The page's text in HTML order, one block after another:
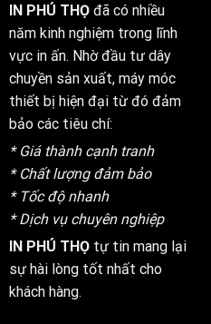
IN PHÚ THỌ đã có nhiều
năm kinh nghiệm trong lĩnh
vực in ấn. Nhờ đầu tư dây
chuyền sản xuất, máy móc
thiết bị hiện đại từ đó đảm
bảo các tiêu chí:
* Giá thành cạnh tranh
* Chất lượng đảm bảo
* Tốc độ nhanh
* Dịch vụ chuyên nghiệp
IN PHÚ THỌ tự tin mang lại
sự hài lòng tốt nhất cho
khách hàng.